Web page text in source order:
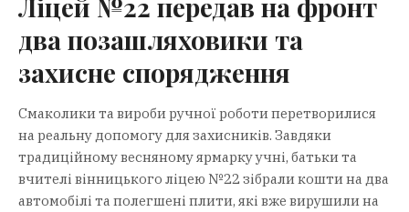
два позашляховики та
захисне спорядження
Смаколики та вироби ручної роботи перетворилися
на реальну допомогу для захисників. Завдяки
традиційному весняному ярмарку учні, батьки та
вчителі вінницького ліцею №22 зібрали кошти на два
автомобілі та полегшені плити, які вже вирушили на